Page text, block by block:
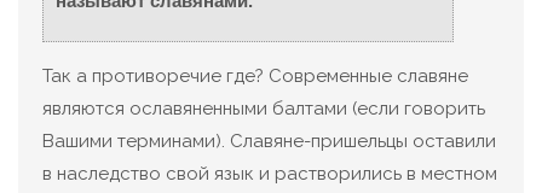
Так а противоречие где? Современные славяне
являются ославяненными балтами (если говорить
Вашими терминами). Славяне-пришельцы оставили
в наследство свой язык и растворились в местном